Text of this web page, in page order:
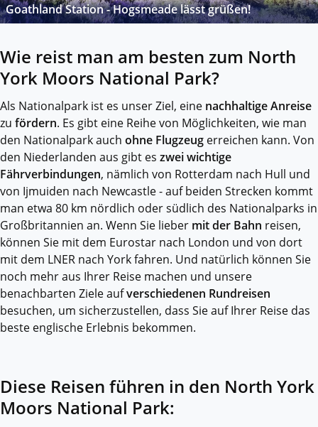
Goathland Station - Hogsmeade lässt grüßen!
Wie reist man am besten zum North
York Moors National Park?
Als Nationalpark ist es unser Ziel, eine nachhaltige Anreise
zu fördern. Es gibt eine Reihe von Möglichkeiten, wie man
den Nationalpark auch ohne Flugzeug erreichen kann. Von
den Niederlanden aus gibt es zwei wichtige
Fährverbindungen, nämlich von Rotterdam nach Hull und
von Ijmuiden nach Newcastle - auf beiden Strecken kommt
man etwa 80 km nördlich oder südlich des Nationalparks in
Großbritannien an. Wenn Sie lieber mit der Bahn reisen,
können Sie mit dem Eurostar nach London und von dort
mit dem LNER nach York fahren. Und natürlich können Sie
noch mehr aus Ihrer Reise machen und unsere
benachbarten Ziele aufverschiedenen Rundreisen
besuchen, um sicherzustellen, dass Sie auf Ihrer Reise das
beste englische Erlebnis bekommen.
Diese Reisen führen in den North York
Moors National Park: